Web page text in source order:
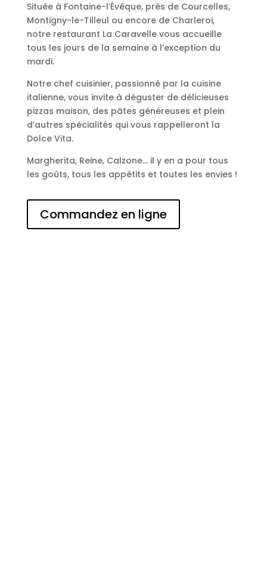
Située à Fontaine-l’Évêque, près de Courcelles,
Montigny-le-Tilleul ou encore de Charleroi,
notre restaurant La Caravelle vous accueille
tous les jours de la semaine à l’exception du
mardi.
Notre chef cuisinier, passionné par la cuisine
italienne, vous invite à déguster de délicieuses
pizzas maison, des pâtes généreuses et plein
d’autres spécialités qui vous rappelleront la
Dolce Vita.
Margherita, Reine, Calzone… il y en a pour tous
les goûts, tous les appétits et toutes les envies !
Commandez en ligne